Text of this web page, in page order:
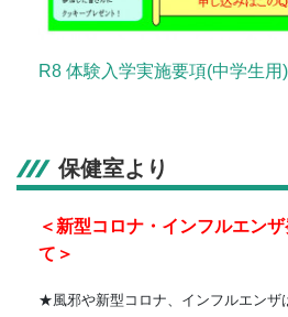
R8 体験入学実施要項(中学生用
保健室より
＜新型コロナ・インフルエン
て＞
★風邪や新型コロナ、インフルエンザ